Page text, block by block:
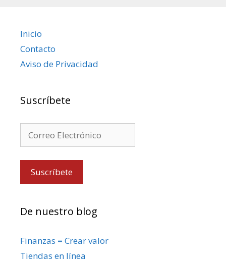
CE-005:
CE-006:
Inicio
Contacto
Aviso de Privacidad
Suscríbete
De nuestro blog
Finanzas = Crear valor
Tiendas en línea